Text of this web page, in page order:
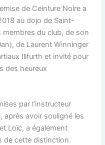
de Ceinture Noire a
au dojo de Saint-
du club, de son
de Laurent Winninger
Illfurth et invité pour
des heureux
par l’instructeur
après avoir souligné les
Loïc, a également
de cette distinction.